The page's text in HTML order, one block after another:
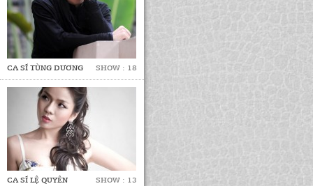
CA SĨ TÙNG DƯƠNG SHOW : 18
CA SĨ LỆ QUYÊN SHOW : 13